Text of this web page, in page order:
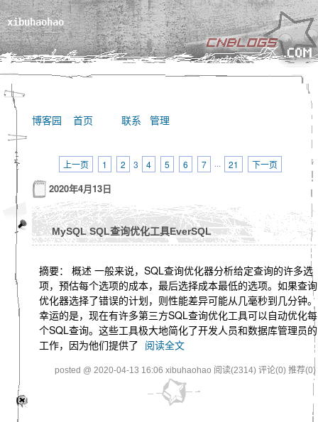
xibuhaohao
博客园 首页 联系 管理
上一页 1 2 3 4 5 6 7 ··· 21 下一页
2020年4月13日
MySQL SQL查询优化工具EverSQL
摘要： 概述 一般来说，SQL查询优化器分析给定查询的许多选
项，预估每个选项的成本，最后选择成本最低的选项。如果查询
优化器选择了错误的计划，则性能差异可能从几毫秒到几分钟。
幸运的是，现在有许多第三方SQL查询优化工具可以自动优化每
个SQL查询。这些工具极大地简化了开发人员和数据库管理员的
工作，因为他们提供了 阅读全文
posted @ 2020-04-13 16:06 xibuhaohao 阅读(2314) 评论(0) 推荐(0)